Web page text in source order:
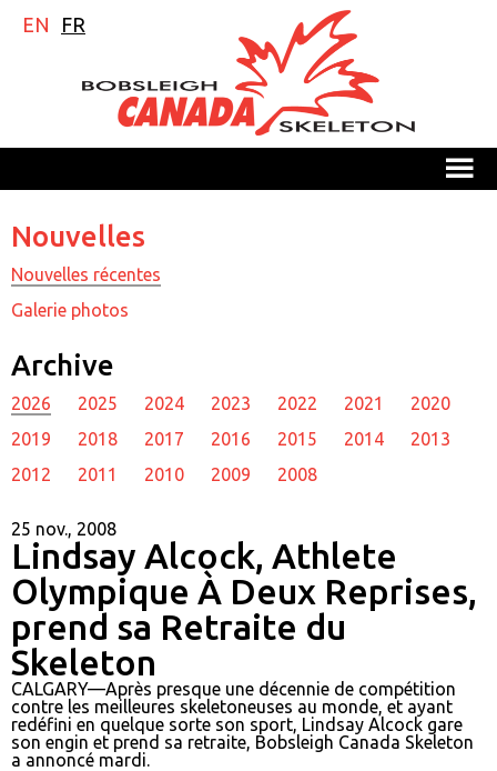
EN FR
M
Nouvelles
Nouvelles récentes
Galerie photos
Archive
2026 2025 2024 2023 2022 2021
2020
2019
2018 2017 2016 2015 2014
2013
2012
2011 2010 2009 2008
25 nov., 2008
Lindsay Alcock, Athlete
Olympique À Deux Reprises,
prend sa Retraite du
Skeleton
CALGARY—Après presque une décennie de compétition
contre les meilleures skeletoneuses au monde, et ayant
redéfini en quelque sorte son sport, Lindsay Alcock gare
son engin et prend sa retraite, Bobsleigh Canada Skeleton
a annoncé mardi.